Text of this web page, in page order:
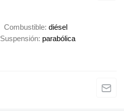
Combustible diésel
Suspensión parabólica